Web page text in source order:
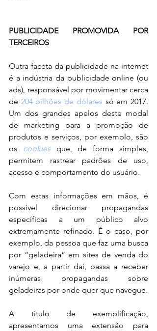
PUBLICIDADE PROMOVIDA POR
TERCEIROS
Outra faceta da publicidade na internet
é a indústria da publicidade online (ou
ads), responsável por movimentar cerca
de 204 bilhões de dólares só em 2017.
Um dos grandes apelos deste modal
de marketing para a promoção de
produtos e serviços, por exemplo, são
os cookies que, de forma simples,
permitem rastrear padrões de uso,
acesso e comportamento do usuário.
Com estas informações em mãos, é
possível direcionar propagandas
específicas a um público alvo
extremamente refinado. É o caso, por
exemplo, da pessoa que faz uma busca
por “geladeira” em sites de venda do
varejo e, a partir daí, passa a receber
inúmeras propagandas sobre
geladeiras por onde quer que navegue.
A título de exemplificação,
apresentamos uma extensão para